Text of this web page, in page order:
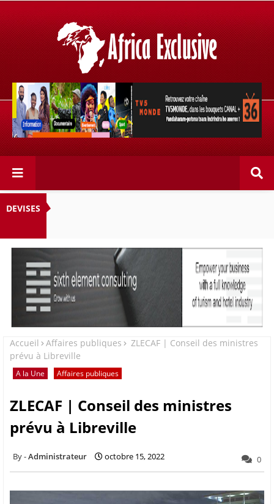
Retrouvez votre chaîne @TV5MONDE, dans les bouquets
CANAL+ 36 . Fandaharam-potoana tsara indrindra ho
anareo!
DEVISES
Accueil Affaires publiques
ZLECAF | Conseil des ministres
prévu à Libreville
A la Une Affaires publiques
ZLECAF | Conseil des ministres
prévu à Libreville
Administrateur octobre 15, 2022 0